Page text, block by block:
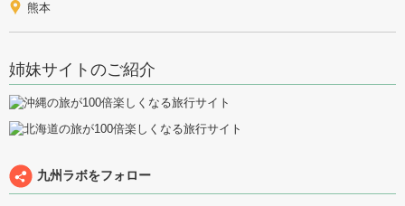
熊本
姉妹サイトのご紹介
九州ラボをフォロー